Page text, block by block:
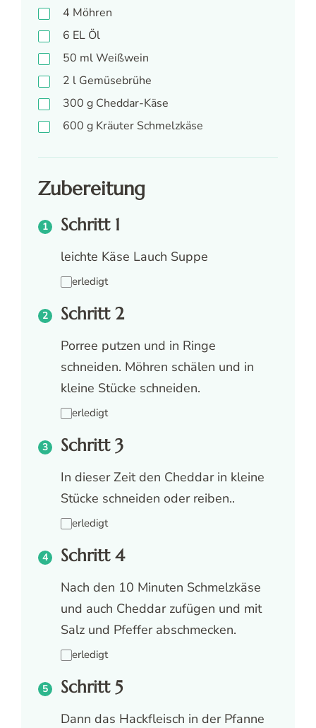
4 Möhren
6 EL Öl
50 mlWeißwein
2 l Gemüsebrühe
300 g Cheddar-Käse
600 g Kräuter Schmelzkäse
Zubereitung
Schritt 1
leichte Käse Lauch Suppe
erledigt
Schritt 2
Porree putzen und in Ringe
schneiden. Möhren schälen und in
kleine Stücke schneiden.
erledigt
Schritt 3
In dieser Zeit den Cheddar in kleine
Stücke schneiden oder reiben..
erledigt
Schritt 4
Nach den 10 Minuten Schmelzkäse
und auch Cheddar zufügen und mit
Salz und Pfeffer abschmecken.
erledigt
Schritt 5
Dann das Hackfleisch in der Pfanne